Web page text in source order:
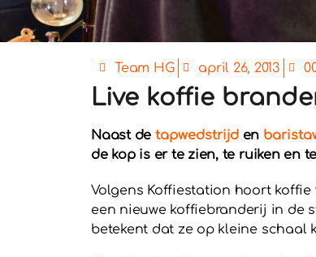
Team HG april 26, 2013
Live koffie
Naast de tapwedstrijden
de kop is er te zien, te ruiken en
Volgens Koffiestation hoort koffie
een nieuwe koffiebranderij in de
betekent dat ze op kleine schaal